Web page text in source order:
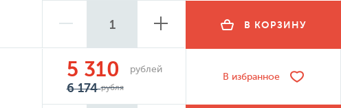
В КОРЗИНУ
5 310 рублей
6 174рубля
В избранное